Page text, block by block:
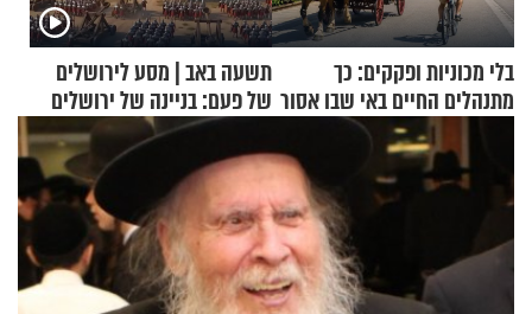
בלי מכוניות ופקקים: כך
מתנהלים החיים באי שבו אסור
לנהוג כבר יותר מ-120 שנה
תשעה באב | מסע לירושלים
של פעם: בניינה של ירושלים